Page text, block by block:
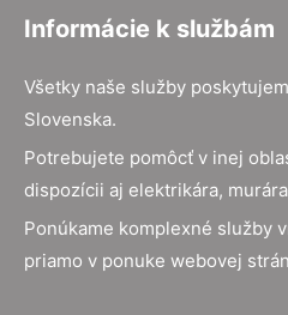
Informácie k službám
Všetky naše služby
Slovenska.
Potrebujete pomôcť v inej
dispozícii aj elektrikára,
Ponúkame komplexné služby
priamo v ponuke webovej